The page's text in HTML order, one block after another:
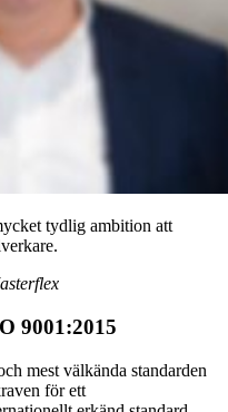
tydlig ambition att
9001:2015
mest välkända standarden
för ett